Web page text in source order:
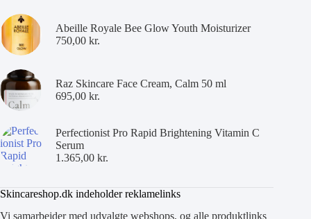
Abeille Royale Bee Glow Youth Moisturizer
750,00 kr.
Raz Skincare Face Cream, Calm 50 ml
695,00 kr.
Perfectionist Pro Rapid Brightening Vitamin C
Serum
1.365,00 kr.
Skincareshop.dk indeholder reklamelinks
Vi samarbejder med udvalgte webshops, og alle produktlinks